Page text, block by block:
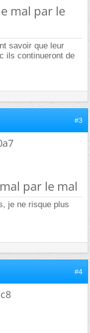
mal par le
savoir que leur
ils continueront de
#3
par le mal
je ne risque plus
#4